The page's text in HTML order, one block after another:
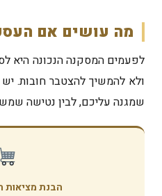
מה עושים אם
לפעמים המסקנה הנכונה היא
ולא להמשיך להצטבר חובות.
שמגנה עליכם, לבין נטישה
הבנת מציאות